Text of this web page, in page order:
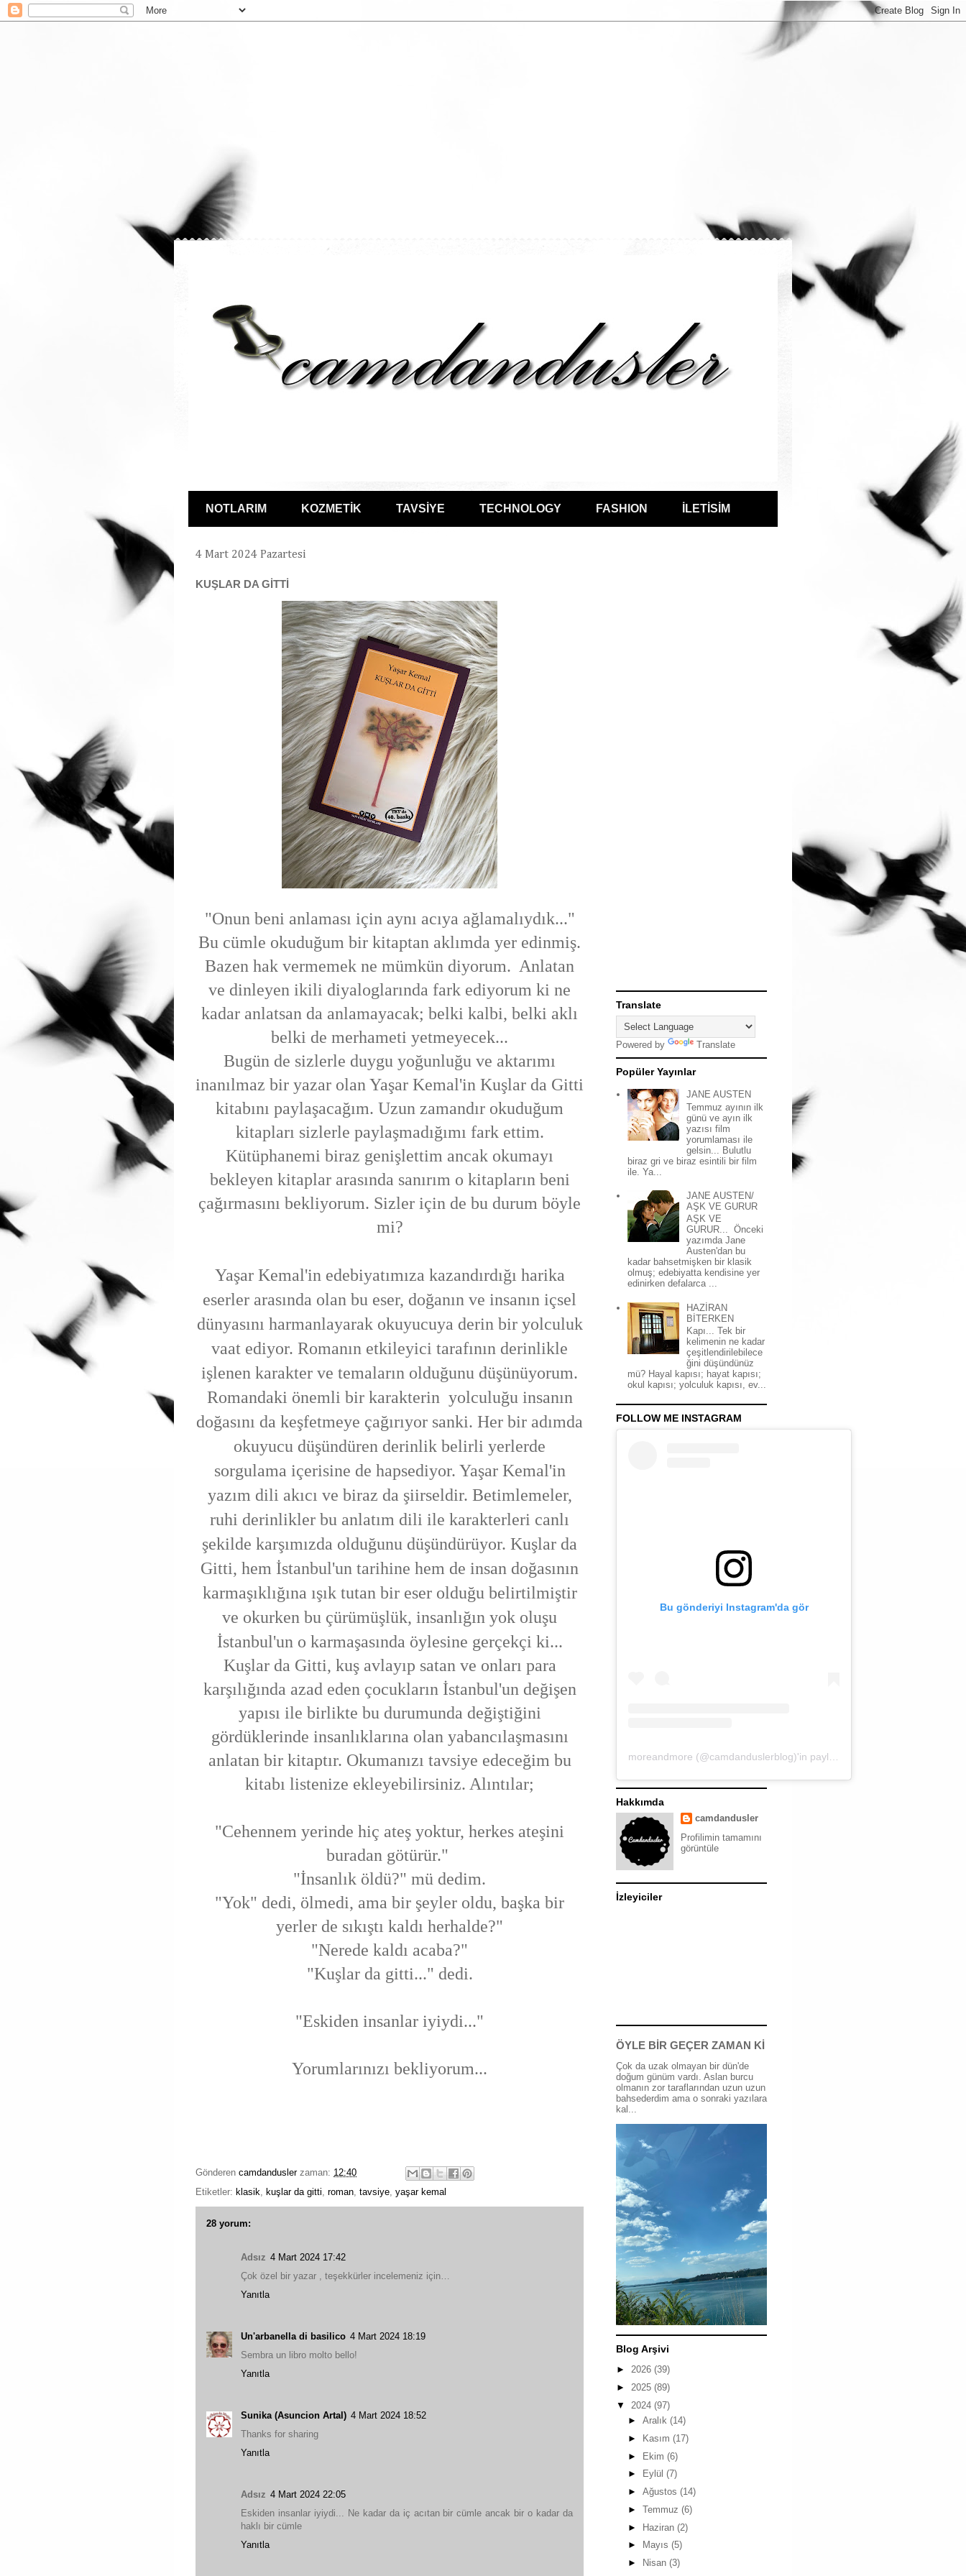
NOTLARIM KOZMETİK TAVSİYE TECHNOLOGY FASHION İLETİSİM
4 Mart 2024 Pazartesi
KUŞLAR DA GİTTİ
"Onun beni anlaması için aynı acıya ağlamalıydık..."
Bu cümle okuduğum bir kitaptan aklımda yer edinmiş.
Bazen hak vermemek ne mümkün diyorum. Anlatan
ve dinleyen ikili diyaloglarında fark ediyorum ki ne
kadar anlatsan da anlamayacak; belki kalbi, belki aklı
belki de merhameti yetmeyecek...
Bugün de sizlerle duygu yoğunluğu ve aktarımı
inanılmaz bir yazar olan Yaşar Kemal'in Kuşlar da Gitti
kitabını paylaşacağım. Uzun zamandır okuduğum
kitapları sizlerle paylaşmadığımı fark ettim.
Kütüphanemi biraz genişlettim ancak okumayı
bekleyen kitaplar arasında sanırım o kitapların beni
çağırmasını bekliyorum. Sizler için de bu durum böyle
mi?
Yaşar Kemal'in edebiyatımıza kazandırdığı harika
eserler arasında olan bu eser, doğanın ve insanın içsel
dünyasını harmanlayarak okuyucuya derin bir yolculuk
vaat ediyor. Romanın etkileyici tarafının derinlikle
işlenen karakter ve temaların olduğunu düşünüyorum.
Romandaki önemli bir karakterin yolculuğu insanın
doğasını da keşfetmeye çağırıyor sanki. Her bir adımda
okuyucu düşündüren derinlik belirli yerlerde
sorgulama içerisine de hapsediyor. Yaşar Kemal'in
yazım dili akıcı ve biraz da şiirseldir. Betimlemeler,
ruhi derinlikler bu anlatım dili ile karakterleri canlı
şekilde karşımızda olduğunu düşündürüyor. Kuşlar da
Gitti, hem İstanbul'un tarihine hem de insan doğasının
karmaşıklığına ışık tutan bir eser olduğu belirtilmiştir
ve okurken bu çürümüşlük, insanlığın yok oluşu
İstanbul'un o karmaşasında öylesine gerçekçi ki...
Kuşlar da Gitti, kuş avlayıp satan ve onları para
karşılığında azad eden çocukların İstanbul'un değişen
yapısı ile birlikte bu durumunda değiştiğini
gördüklerinde insanlıklarına olan yabancılaşmasını
anlatan bir kitaptır. Okumanızı tavsiye edeceğim bu
kitabı listenize ekleyebilirsiniz. Alıntılar;
"Cehennem yerinde hiç ateş yoktur, herkes ateşini
buradan götürür."
"İnsanlık öldü?" mü dedim.
"Yok" dedi, ölmedi, ama bir şeyler oldu, başka bir
yerler de sıkıştı kaldı herhalde?"
"Nerede kaldı acaba?"
"Kuşlar da gitti..." dedi.
"Eskiden insanlar iyiydi..."
Yorumlarınızı bekliyorum...
Gönderen camdandusler zaman: 12:40
Etiketler: klasik kuşlar da gitti roman tavsiye yaşar kemal
28 yorum:
Adsız 4 Mart 2024 17:42
Çok özel bir yazar , teşekkürler incelemeniz için…
Yanıtla
Un'arbanella di basilico 4 Mart 2024 18:19
Sembra un libro molto bello!
Yanıtla
Sunika (Asuncion Artal) 4 Mart 2024 18:52
Thanks for sharing
Yanıtla
Adsız 4 Mart 2024 22:05
Eskiden insanlar iyiydi... Ne kadar da iç acıtan bir cümle ancak bir o kadar da
haklı bir cümle
Yanıtla
Translate
Powered by Translate
Popüler Yayınlar
JANE AUSTEN
Temmuz ayının ilk
günü ve ayın ilk
yazısı film
yorumlaması ile
gelsin... Bulutlu
biraz gri ve biraz esintili bir film
ile. Ya...
JANE AUSTEN/
AŞK VE GURUR
AŞK VE
GURUR... Önceki
yazımda Jane
Austen'dan bu
kadar bahsetmişken bir klasik
olmuş; edebiyatta kendisine yer
edinirken defalarca ...
HAZİRAN
BİTERKEN
Kapı... Tek bir
kelimenin ne kadar
çeşitlendirilebilece
ğini düşündünüz
mü? Hayal kapısı; hayat kapısı;
okul kapısı; yolculuk kapısı, ev...
FOLLOW ME INSTAGRAM
Bu gönderiyi Instagram'da gör
Hakkımda
camdandusler
Profilimin tamamını
görüntüle
İzleyiciler
ÖYLE BİR GEÇER ZAMAN Kİ
Çok da uzak olmayan bir dün'de
doğum günüm vardı. Aslan burcu
olmanın zor taraflarından uzun uzun
bahsederdim ama o sonraki yazılara
kal...
Blog Arşivi
► 2026 (39)
► 2025 (89)
▼ 2024 (97)
► Aralık (14)
►
Kasım (17)
► Ekim (6)
►
Eylül (7)
► Ağustos (14)
► Temmuz (6)
► Haziran (2)
►
Mayıs (5)
►
Nisan (3)